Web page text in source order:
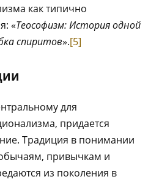
как типично
«Теософизм: История одной
спиритов».[5]
для
придается
Традиция в понимании
привычкам и
из поколения в